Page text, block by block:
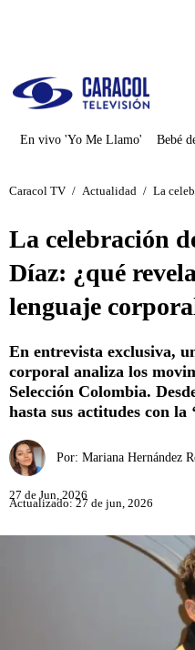
En vivo 'Yo Me Llamo' Bebé
Caracol TV / Actualidad / La
La celebración
Díaz: ¿qué
lenguaje
En entrevista exclusiva,
corporal analiza los
Selección Colombia.
hasta sus actitudes con la
Por: Mariana Hernández
27 de Jun, 2026
Actualizado: 27 de jun, 2026